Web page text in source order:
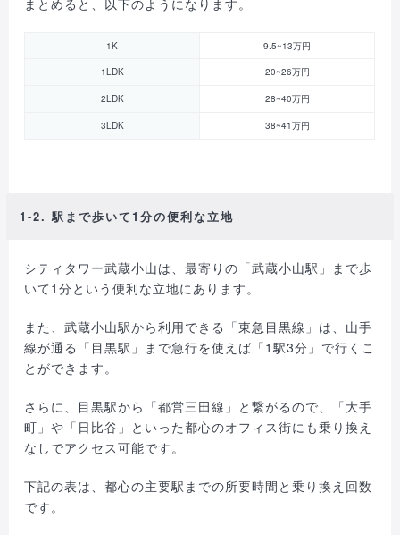
1K 9.5~13万円
1LDK 20~26万円
2LDK 28~40万円
3LDK 38~41万円
1-2. 駅まで歩いて1分の便利な立地
シティタワー武蔵小山は、最寄りの「武蔵小山駅」まで歩
いて1分という便利な立地にあります。
また、武蔵小山駅から利用できる「東急目黒線」は、山手
線が通る「目黒駅」まで急行を使えば「1駅3分」で行くこ
とができます。
さらに、目黒駅から「都営三田線」と繋がるので、「大手
町」や「日比谷」といった都心のオフィス街にも乗り換え
なしでアクセス可能です。
下記の表は、都心の主要駅までの所要時間と乗り換え回数
です。